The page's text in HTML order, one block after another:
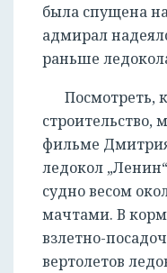
была спущена
адмирал
раньше
Посмотреть,
строительство,
фильме
ледокол
судно весом
мачтами. В
взлетно-
вертолетов